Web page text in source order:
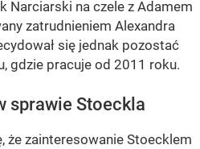
Narciarski na czele z Adamem
zatrudnieniem Alexandra
się jednak pozostać
gdzie pracuje od 2011 roku.
sprawie Stoeckla
że zainteresowanie Stoecklem